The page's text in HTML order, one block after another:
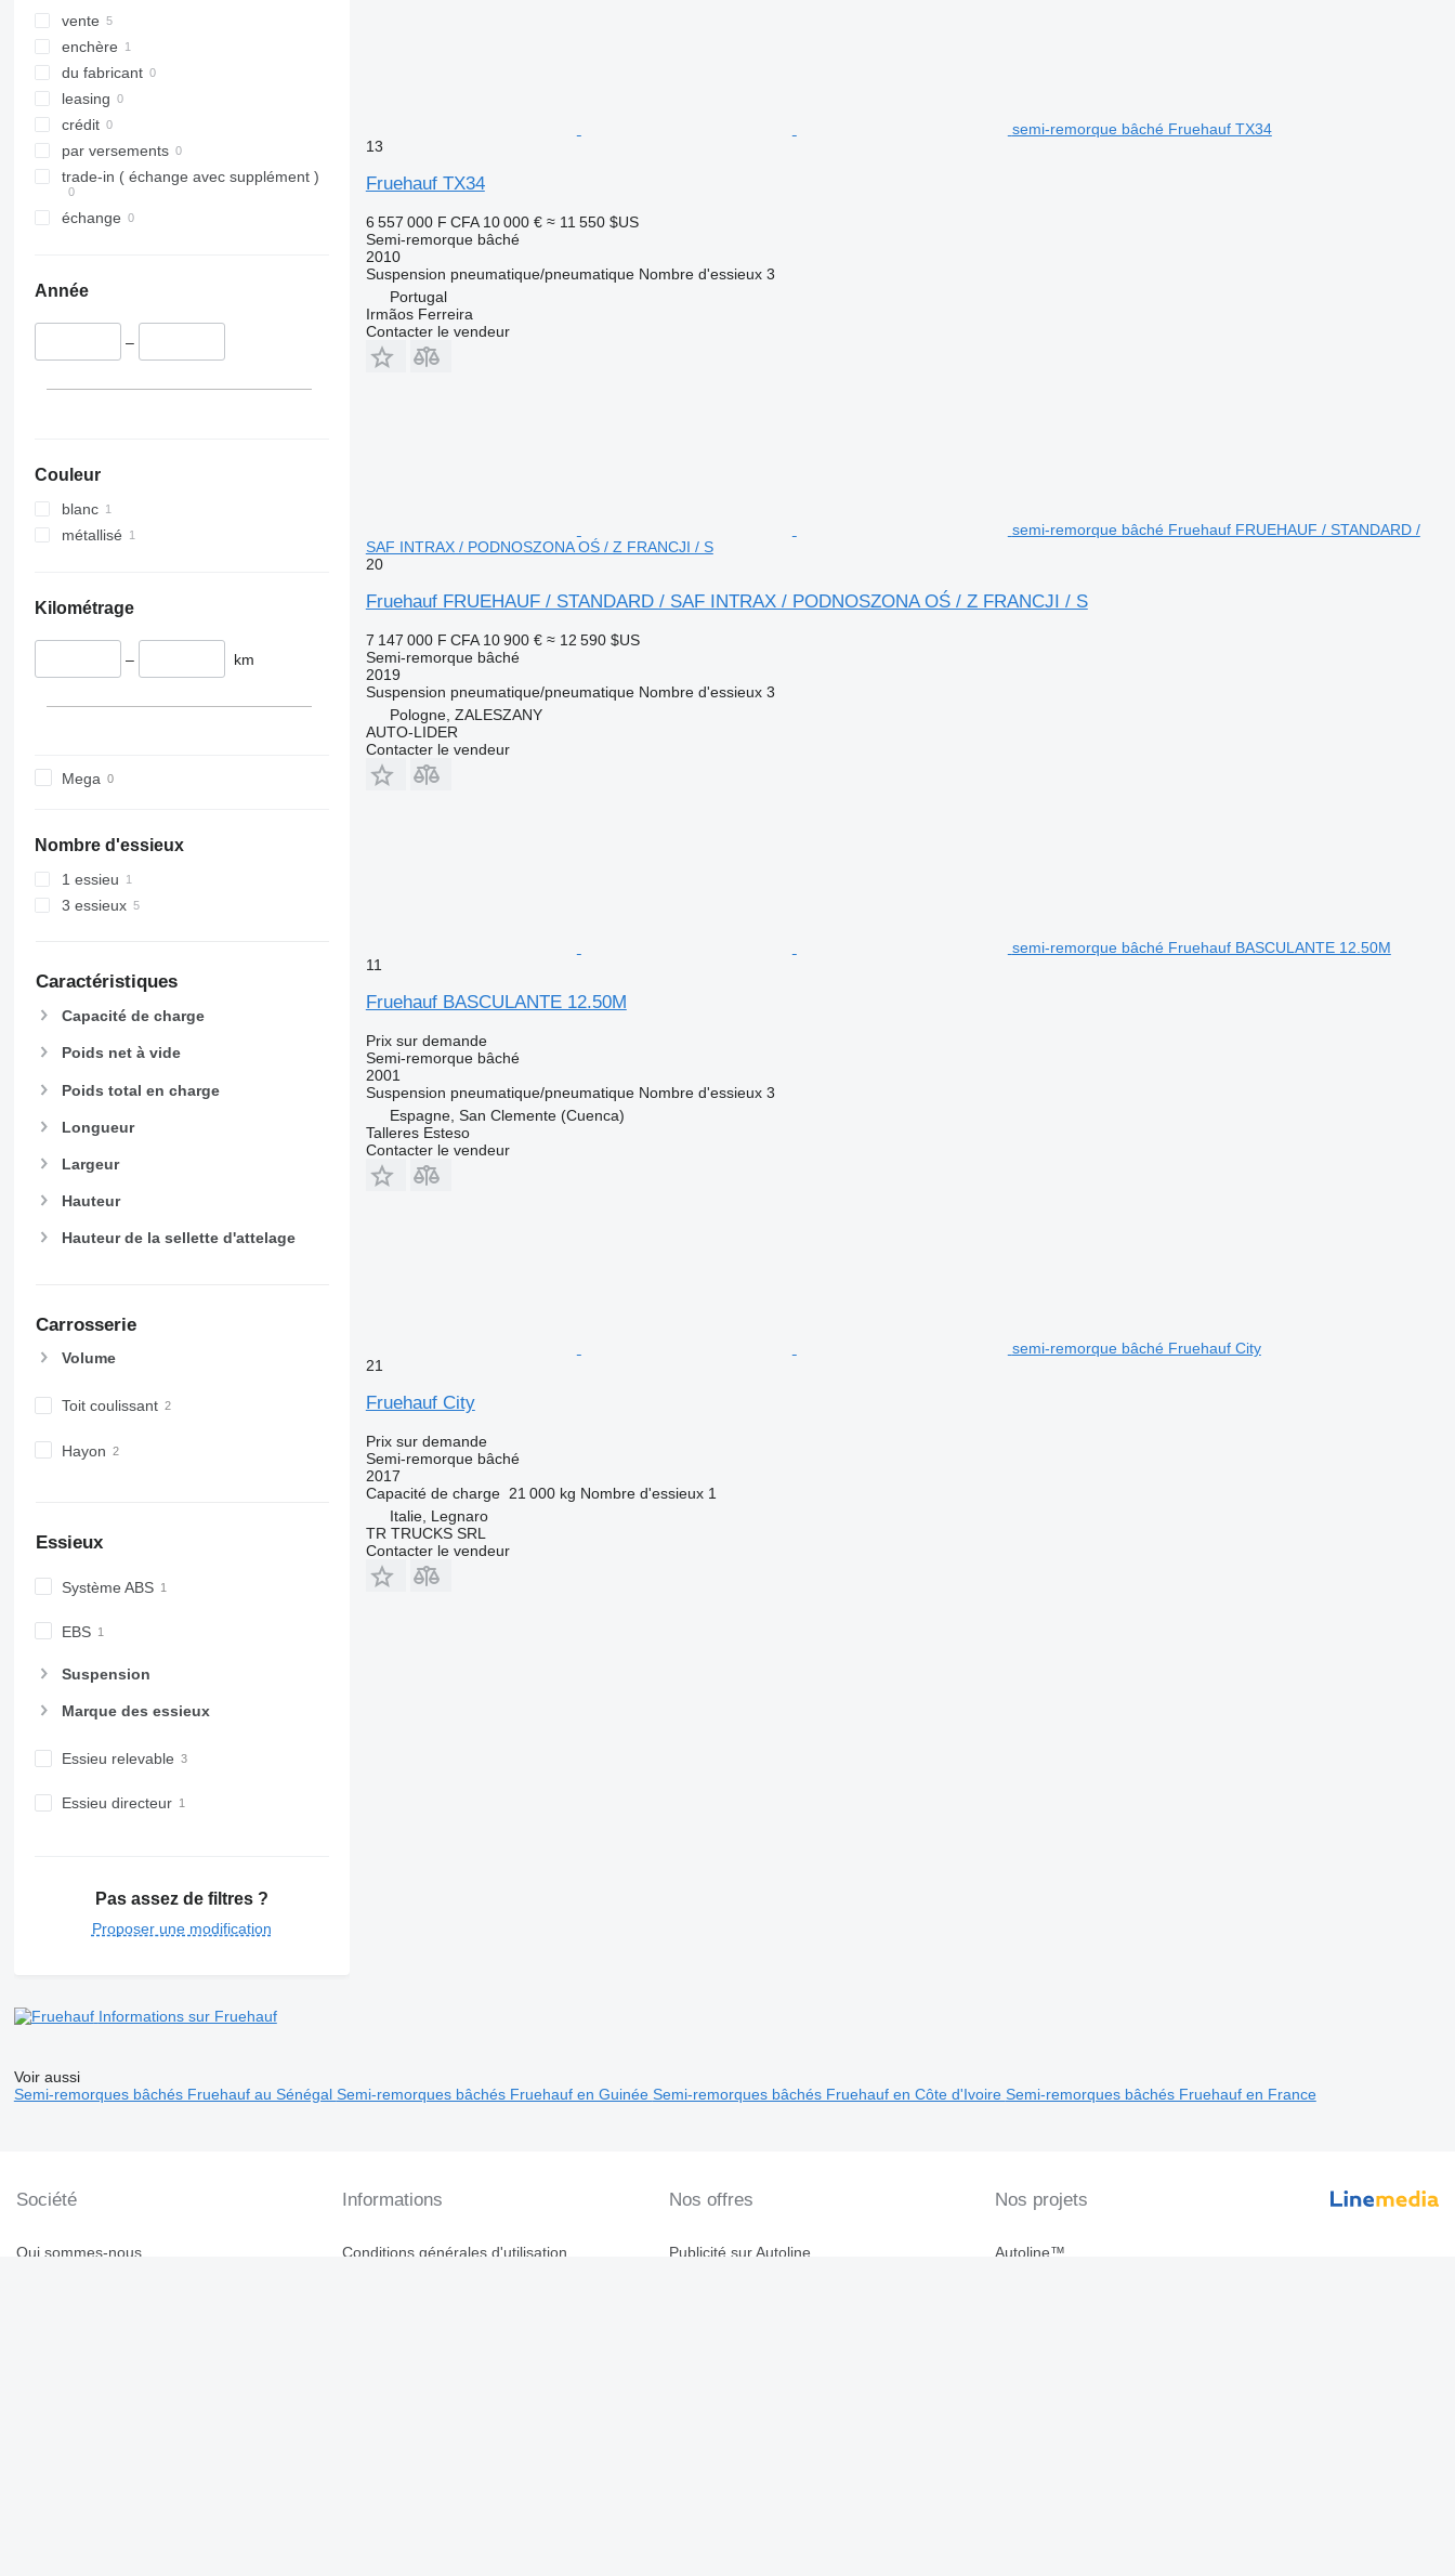
vente
enchère
du fabricant
leasing
crédit
par versements
trade-in ( échange avec supplément )
échange
Année
–
Couleur
blanc
métallisé
Kilométrage
– km
Mega
Nombre d'essieux
1 essieu
3 essieux
Caractéristiques
Capacité de charge
Poids net à vide
Poids total en charge
Longueur
Largeur
Hauteur
Hauteur de la sellette d'attelage
Carrosserie
Volume
Toit coulissant
Hayon
Essieux
Système ABS
EBS
Suspension
Marque des essieux
Essieu relevable
Essieu directeur
Pas assez de filtres ?
Proposer une modification
Informations sur Fruehauf
semi-remorque bâché Fruehauf TX34
13
Fruehauf TX34
6 557 000 F CFA 10 000 € ≈ 11 550 $US
Semi-remorque bâché
2010
Suspension pneumatique/pneumatique Nombre d'essieux 3
Portugal
Irmãos Ferreira
Contacter le vendeur
semi-remorque bâché Fruehauf FRUEHAUF / STANDARD /
SAF INTRAX / PODNOSZONA OŚ / Z FRANCJI / S
20
Fruehauf FRUEHAUF / STANDARD / SAF INTRAX / PODNOSZONA OŚ / Z FRANCJI / S
7 147 000 F CFA 10 900 € ≈ 12 590 $US
Semi-remorque bâché
2019
Suspension pneumatique/pneumatique Nombre d'essieux 3
Pologne, ZALESZANY
AUTO-LIDER
Contacter le vendeur
semi-remorque bâché Fruehauf BASCULANTE 12.50M
11
Fruehauf BASCULANTE 12.50M
Prix sur demande
Semi-remorque bâché
2001
Suspension pneumatique/pneumatique Nombre d'essieux 3
Espagne, San Clemente (Cuenca)
Talleres Esteso
Contacter le vendeur
semi-remorque bâché Fruehauf City
21
Fruehauf City
Prix sur demande
Semi-remorque bâché
2017
Capacité de charge 21 000 kg Nombre d'essieux 1
Italie, Legnaro
TR TRUCKS SRL
Contacter le vendeur
Voir aussi
Semi-remorques bâchés Fruehauf au Sénégal Semi-remorques bâchés Fruehauf en Guinée Semi-remorques bâchés Fruehauf en Côte d'Ivoire Semi-remorques bâchés Fruehauf en France
Société
Qui sommes-nous
Informations
Conditions générales d'utilisation
Nos offres
Publicité sur Autoline
Nos projets
Autoline™